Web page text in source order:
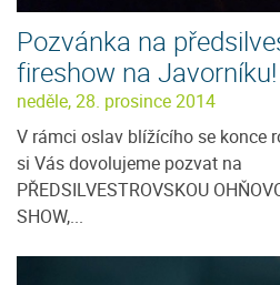
Pozvánka na
fireshow na Javorníku!
neděle, 28. prosince 2014
V rámci oslav blížícího se konce
si Vás dovolujeme pozvat na
PŘEDSILVESTROVSKOU
SHOW,...